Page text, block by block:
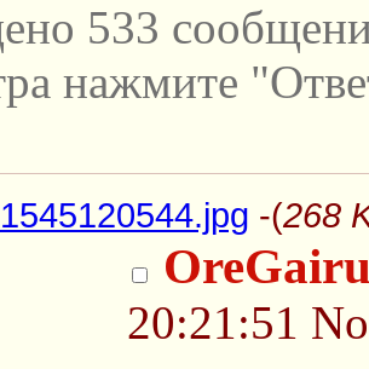
533
нажмите
-(268
20:21:51